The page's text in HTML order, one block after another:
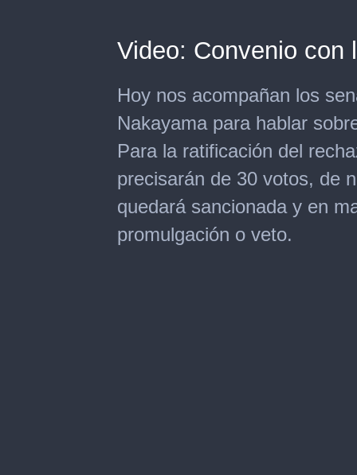
Video: Convenio con
Hoy nos acompañan los
Nakayama para hablar
Para la ratificación del
precisarán de 30 votos, de
quedará sancionada y en
promulgación o veto.